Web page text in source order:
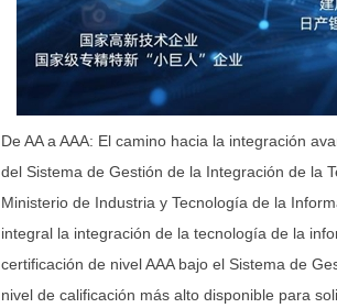
De AA a AAA: El camino hacia la integración
del Sistema de Gestión de la Integración de la
Ministerio de Industria y Tecnología de la
integral la integración de la tecnología de la
certificación de nivel AAA bajo el Sistema de
nivel de calificación más alto disponible para